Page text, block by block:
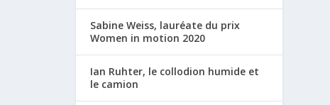
Sabine Weiss, lauréate du prix
Women in motion 2020
Ian Ruhter, le collodion humide et
le camion